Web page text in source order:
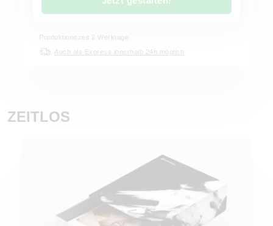
Produktionszeit 2 Werktage
Auch als Express innerhalb 24h möglich
ZEITLOS